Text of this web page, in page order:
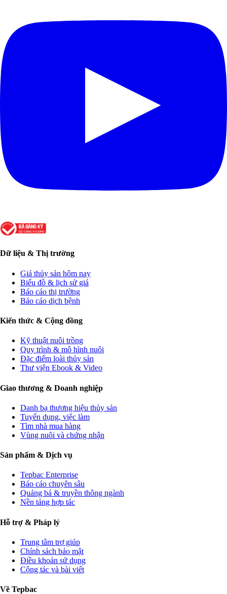
Dữ liệu & Thị trường
Giá thủy sản hôm nay
Biểu đồ & lịch sử giá
Báo cáo thị trường
Báo cáo dịch bệnh
Kiến thức & Cộng đồng
Kỹ thuật nuôi trồng
Quy trình & mô hình nuôi
Đặc điểm loài thủy sản
Thư viện Ebook & Video
Giao thương & Doanh nghiệp
Danh bạ thương hiệu thủy sản
Tuyển dụng, việc làm
Tìm nhà mua hàng
Vùng nuôi và chứng nhận
Sản phẩm & Dịch vụ
Tepbac Enterprise
Báo cáo chuyên sâu
Quảng bá & truyền thông ngành
Nền tảng hợp tác
Hỗ trợ & Pháp lý
Trung tâm trợ giúp
Chính sách bảo mật
Điều khoản sử dụng
Cộng tác và bài viết
Về Tepbac